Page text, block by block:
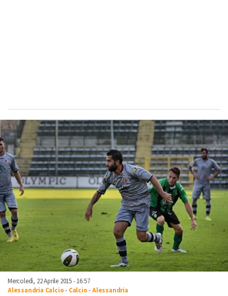
Mercoledì, 22 Aprile 2015 - 16:57
Alessandria Calcio- Calcio-Alessandria